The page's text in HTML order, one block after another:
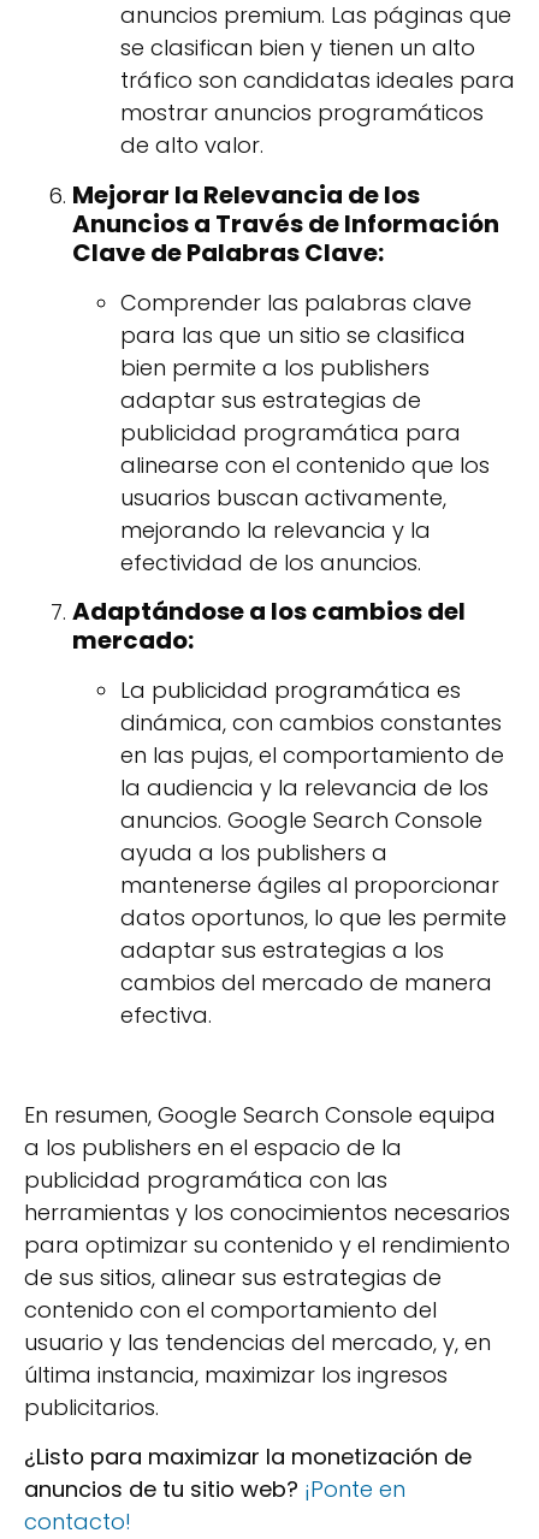
anuncios premium. Las páginas que
se clasifican bien y tienen un alto
tráfico son candidatas ideales para
mostrar anuncios programáticos
de alto valor.
Mejorar la Relevancia de los
Anuncios a Través de Información
Clave de Palabras Clave:
Comprender las palabras clave
para las que un sitio se clasifica
bien permite a los publishers
adaptar sus estrategias de
publicidad programática para
alinearse con el contenido que los
usuarios buscan activamente,
mejorando la relevancia y la
efectividad de los anuncios.
Adaptándose a los cambios del
mercado:
La publicidad programática es
dinámica, con cambios constantes
en las pujas, el comportamiento de
la audiencia y la relevancia de los
anuncios. Google Search Console
ayuda a los publishers a
mantenerse ágiles al proporcionar
datos oportunos, lo que les permite
adaptar sus estrategias a los
cambios del mercado de manera
efectiva.
En resumen, Google Search Console equipa
a los publishers en el espacio de la
publicidad programática con las
herramientas y los conocimientos necesarios
para optimizar su contenido y el rendimiento
de sus sitios, alinear sus estrategias de
contenido con el comportamiento del
usuario y las tendencias del mercado, y, en
última instancia, maximizar los ingresos
publicitarios.
¿Listo para maximizar la monetización de
anuncios de tu sitio web? ¡Ponte en
contacto!